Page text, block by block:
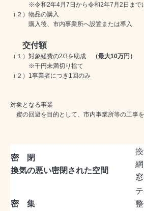
※令和2年4月7日から令和2年7月2日までに
（２）物品の購入
購入後、市内事業所へ設置または導入
交付額
（１）対象経費の2/3を助成
（最大10万円）
※千円未満切り捨て
（２）1事業者につき1回のみ
対象となる事業
蜜の回避を目的として、市内事業所等の工事
密 閉
換気の悪い密閉された空間
密 集